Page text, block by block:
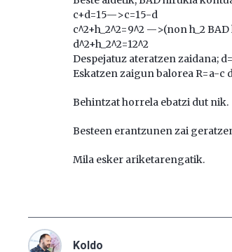
c+d=15—>c=15-d
c^2+h_2^2=9^2 —>(non h_2
d^2+h_2^2=12^2
Despejatuz ateratzen zaidana;
Eskatzen zaigun balorea R=a-c
Behintzat horrela ebatzi dut nik.
Besteen erantzunen zai
Mila esker ariketarengatik.
Koldo